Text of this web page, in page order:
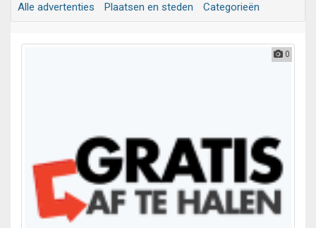
Alle advertenties Plaatsen en steden Categorieën
0